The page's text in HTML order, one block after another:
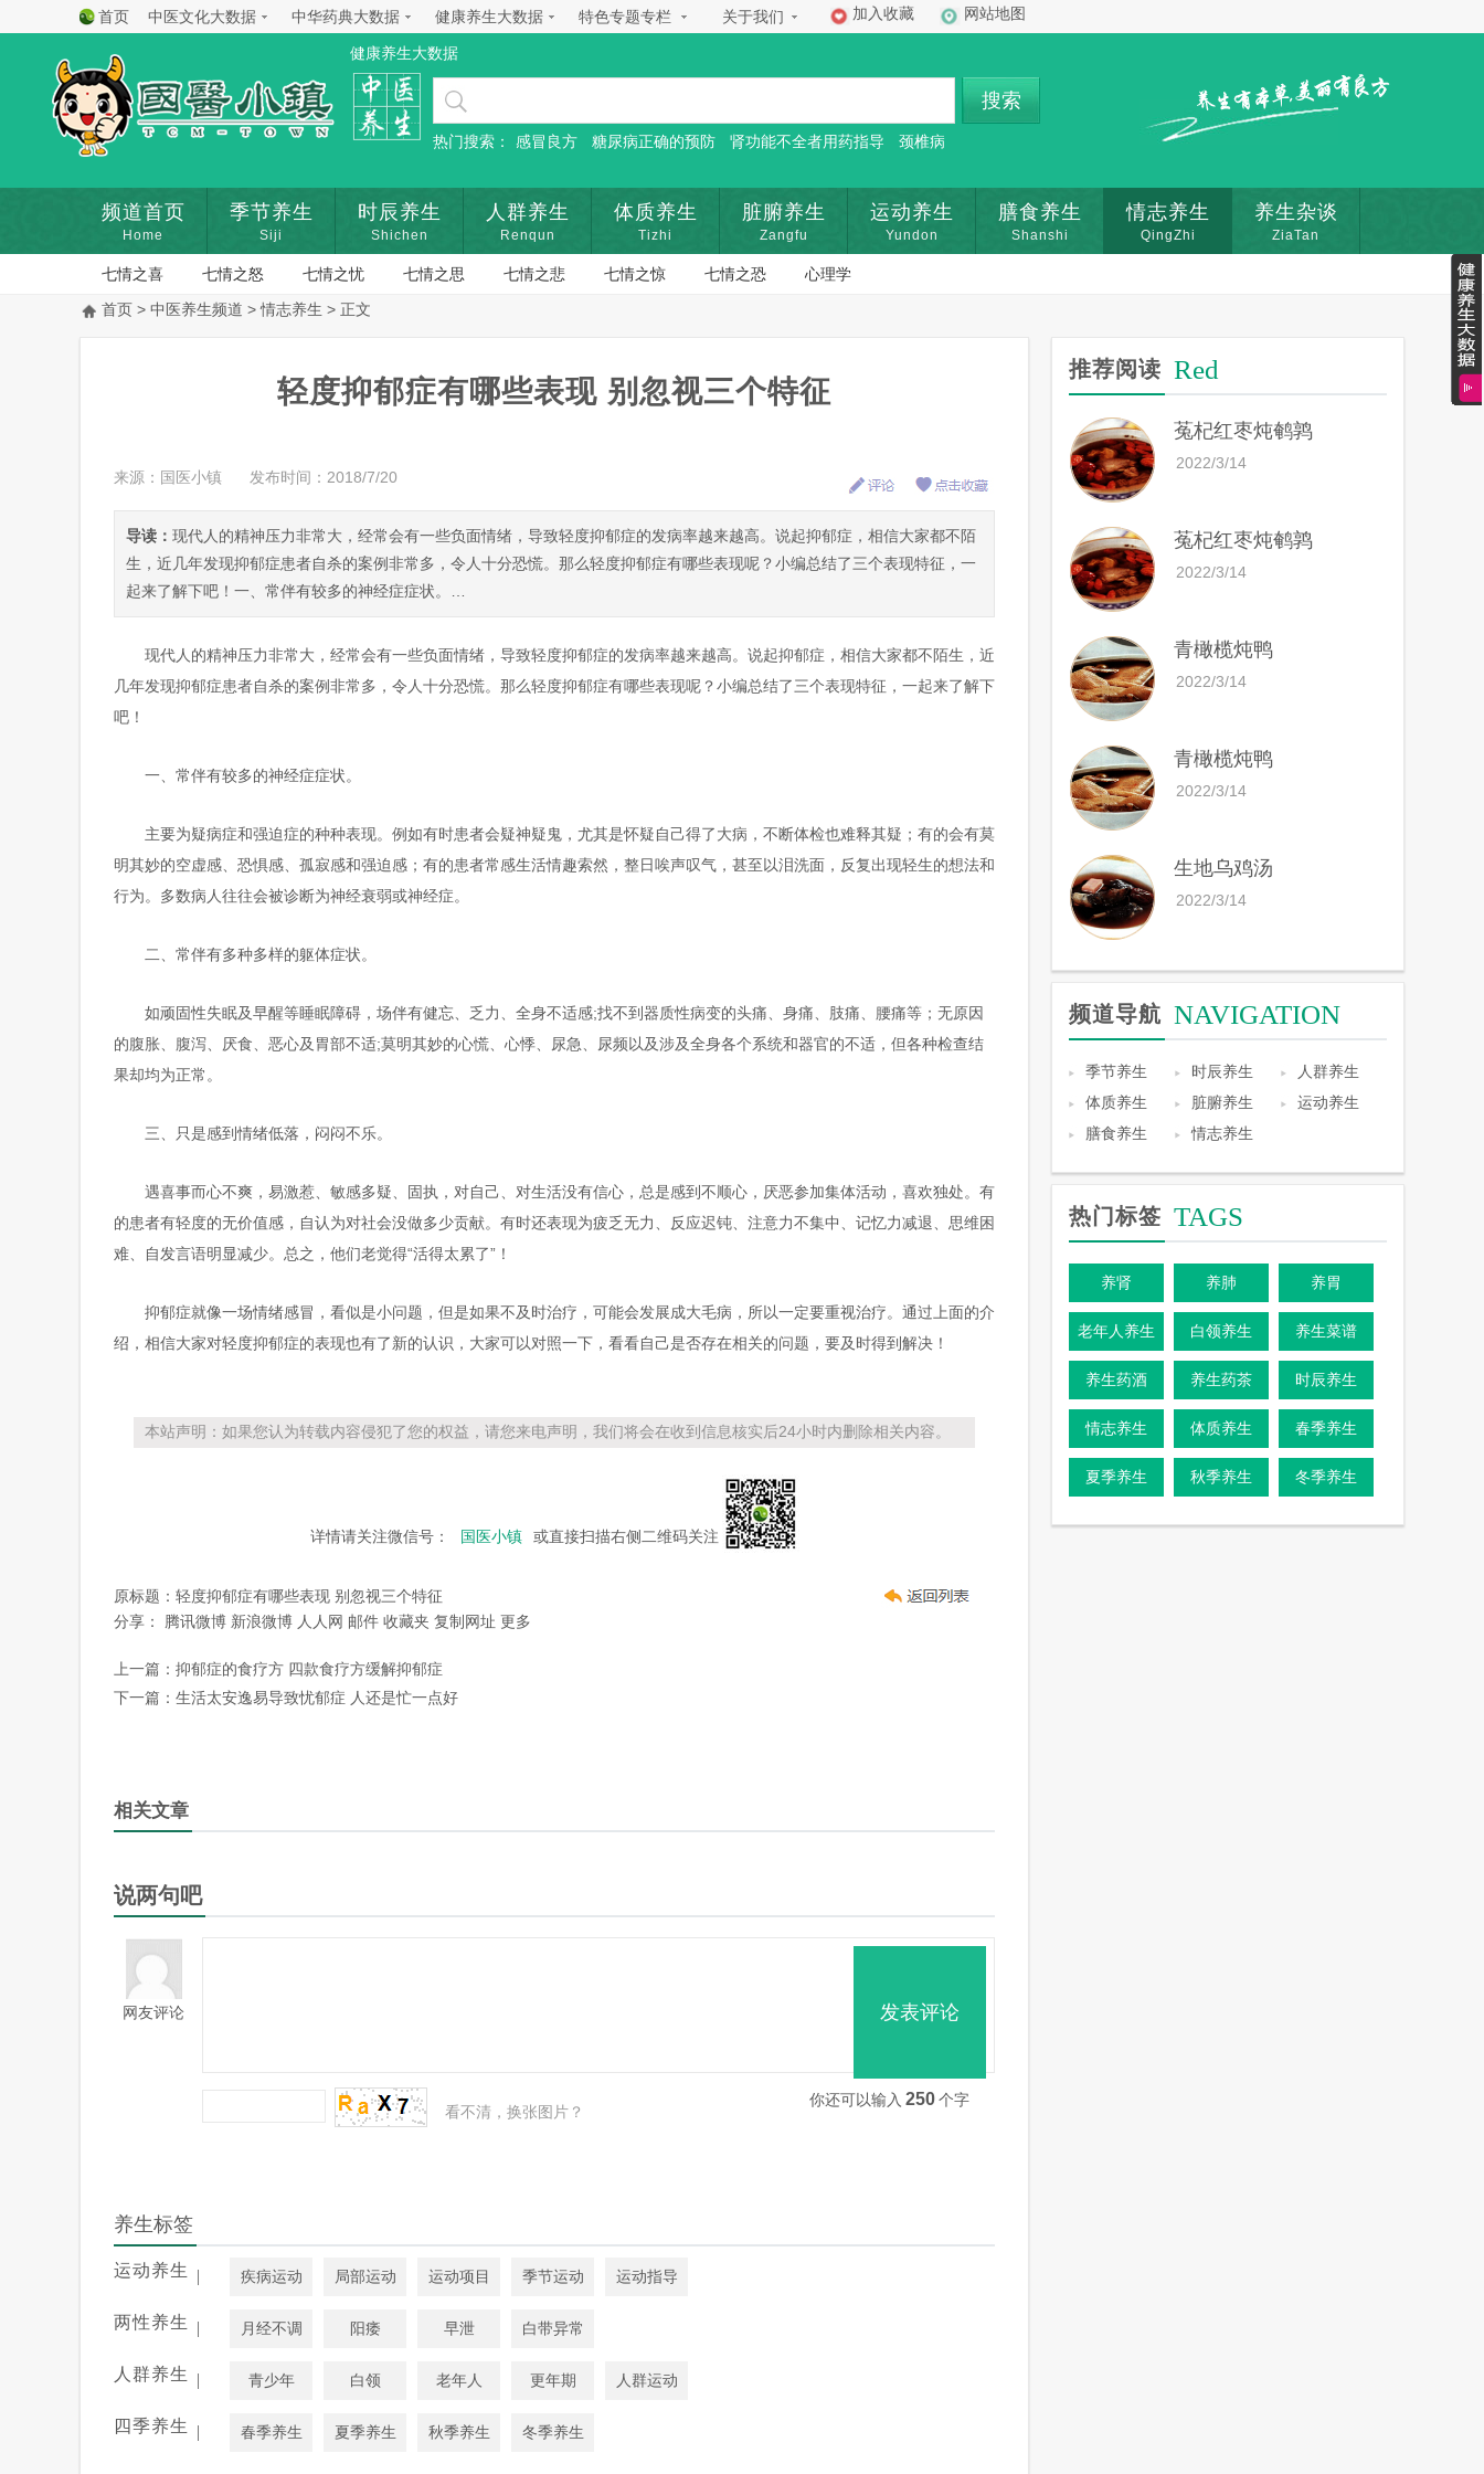
首页 中医文化大数据 中华药典大数据 健康养生大数据 特色专题专栏 关于我们 加入收藏 网站地图
健康养生大数据
搜索
热门搜索： 感冒良方 糖尿病正确的预防 肾功能不全者用药指导 颈椎病
频道首页
Home
季节养生
Siji
时辰养生
Shichen
人群养生
Renqun
体质养生
Tizhi
脏腑养生
Zangfu
运动养生
Yundon
膳食养生
Shanshi
情志养生
QingZhi
养生杂谈
ZiaTan
七情之喜 七情之怒 七情之忧 七情之思 七情之悲 七情之惊 七情之恐
心理学
首页 > 中医养生频道 >情志养生 > 正文
轻度抑郁症有哪些表现 别忽视三个特征
来源：国医小镇 发布时间：2018/7/20
导读： 现代人的精神压力非常大，经常会有一些负面情绪，导致轻度抑郁症的发病率越来越高。说起抑郁症，相信大家都不陌
生，近几年发现抑郁症患者自杀的案例非常多，令人十分恐慌。那么轻度抑郁症有哪些表现呢？小编总结了三个表现特征，一
起来了解下吧！一、常伴有较多的神经症症状。…
现代人的精神压力非常大，经常会有一些负面情绪，导致轻度抑郁症的发病率越来越高。说起抑郁症，相信大家都不陌生，近
几年发现抑郁症患者自杀的案例非常多，令人十分恐慌。那么轻度抑郁症有哪些表现呢？小编总结了三个表现特征，一起来了解下
吧！
一、常伴有较多的神经症症状。
主要为疑病症和强迫症的种种表现。例如有时患者会疑神疑鬼，尤其是怀疑自己得了大病，不断体检也难释其疑；有的会有莫
明其妙的空虚感、恐惧感、孤寂感和强迫感；有的患者常感生活情趣索然，整日唉声叹气，甚至以泪洗面，反复出现轻生的想法和
行为。多数病人往往会被诊断为神经衰弱或神经症。
二、常伴有多种多样的躯体症状。
如顽固性失眠及早醒等睡眠障碍，场伴有健忘、乏力、全身不适感;找不到器质性病变的头痛、身痛、肢痛、腰痛等；无原因
的腹胀、腹泻、厌食、恶心及胃部不适;莫明其妙的心慌、心悸、尿急、尿频以及涉及全身各个系统和器官的不适，但各种检查结
果却均为正常。
三、只是感到情绪低落，闷闷不乐。
遇喜事而心不爽，易激惹、敏感多疑、固执，对自己、对生活没有信心，总是感到不顺心，厌恶参加集体活动，喜欢独处。有
的患者有轻度的无价值感，自认为对社会没做多少贡献。有时还表现为疲乏无力、反应迟钝、注意力不集中、记忆力减退、思维困
难、自发言语明显减少。总之，他们老觉得“活得太累了”！
抑郁症就像一场情绪感冒，看似是小问题，但是如果不及时治疗，可能会发展成大毛病，所以一定要重视治疗。通过上面的介
绍，相信大家对轻度抑郁症的表现也有了新的认识，大家可以对照一下，看看自己是否存在相关的问题，要及时得到解决！
本站声明：如果您认为转载内容侵犯了您的权益，请您来电声明，我们将会在收到信息核实后24小时内删除相关内容。
详情请关注微信号： 国医小镇 或直接扫描右侧二维码关注
原标题： 轻度抑郁症有哪些表现 别忽视三个特征
分享：
腾讯微博 新浪微博 人人网 邮件 收藏夹 复制网址 更多
上一篇： 抑郁症的食疗方 四款食疗方缓解抑郁症
下一篇： 生活太安逸易导致忧郁症 人还是忙一点好
相关文章
说两句吧
网友评论 发表评论
看不清，换张图片？
你还可以输入 250个字
养生标签
运动养生 | 疾病运动 局部运动 运动项目 季节运动 运动指导
两性养生 | 月经不调 阳痿 早泄 白带异常
人群养生 | 青少年 白领 老年人 更年期 人群运动
四季养生 | 春季养生 夏季养生 秋季养生 冬季养生
推荐阅读 Red
菟杞红枣炖鹌鹑
2022/3/14
菟杞红枣炖鹌鹑
2022/3/14
青橄榄炖鸭
2022/3/14
青橄榄炖鸭
2022/3/14
生地乌鸡汤
2022/3/14
频道导航 NAVIGATION
季节养生 时辰养生
人群养生
体质养生
脏腑养生
运动养生
膳食养生
情志养生
热门标签 TAGS
养肾 养肺 养胃
老年人养生 白领养生 养生菜谱
养生药酒 养生药茶 时辰养生
情志养生 体质养生 春季养生
夏季养生 秋季养生 冬季养生